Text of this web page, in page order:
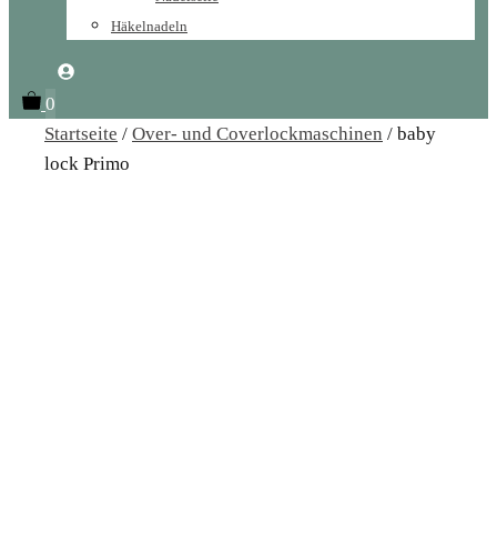
Häkelnadeln
0
Startseite / Over- und Coverlockmaschinen / baby
lock Primo